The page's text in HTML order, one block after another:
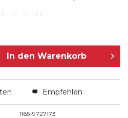
In den Warenkorb
Empfehlen
1165-9727173